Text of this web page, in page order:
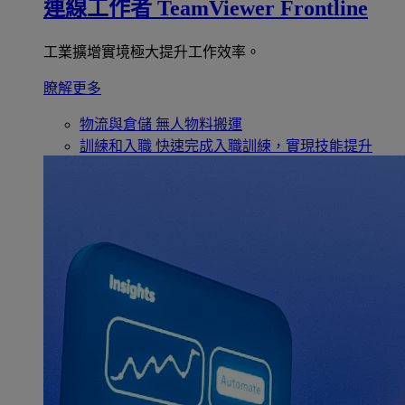
連線工作者 TeamViewer Frontline
工業擴增實境極大提升工作效率。
瞭解更多
物流與倉儲 無人物料搬運
訓練和入職 快速完成入職訓練，實現技能提升